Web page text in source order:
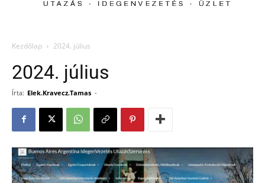
Kezdőlap 2024. július
2024. július
Írta: Elek.Kravecz.Tamas -